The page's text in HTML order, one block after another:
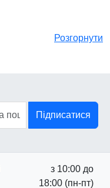
Розгорнути
Підписатися
з 10:00 до
18:00 (пн-пт)